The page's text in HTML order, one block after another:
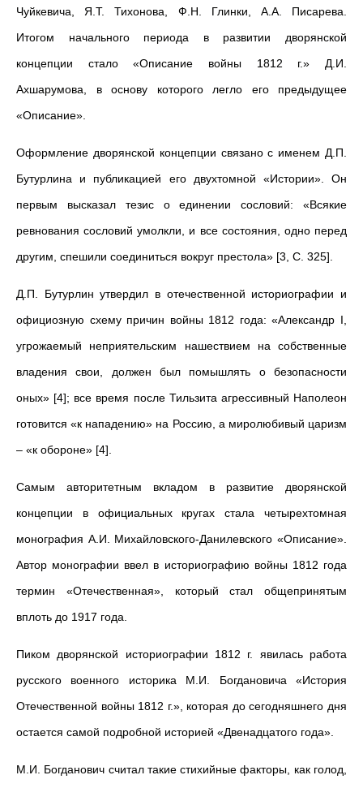
Чуйкевича, Я.Т. Тихонова, Ф.Н. Глинки, А.А. Писарева.
Итогом начального периода в развитии дворянской
концепции стало «Описание войны 1812 г.» Д.И.
Ахшарумова, в основу которого легло его предыдущее
«Описание».
Оформление дворянской концепции связано с именем Д.П.
Бутурлина и публикацией его двухтомной «Истории». Он
первым высказал тезис о единении сословий: «Всякие
ревнования сословий умолкли, и все состояния, одно перед
другим, спешили соединиться вокруг престола» [3, С. 325].
Д.П. Бутурлин утвердил в отечественной историографии и
официозную схему причин войны 1812 года: «Александр I,
угрожаемый неприятельским нашествием на собственные
владения свои, должен был помышлять о безопасности
оных» [4]; все время после Тильзита агрессивный Наполеон
готовится «к нападению» на Россию, а миролюбивый царизм
– «к обороне» [4].
Самым авторитетным вкладом в развитие дворянской
концепции в официальных кругах стала четырехтомная
монография А.И. Михайловского-Данилевского «Описание».
Автор монографии ввел в историографию войны 1812 года
термин «Отечественная», который стал общепринятым
вплоть до 1917 года.
Пиком дворянской историографии 1812 г. явилась работа
русского военного историка М.И. Богдановича «История
Отечественной войны 1812 г.», которая до сегодняшнего дня
остается самой подробной историей «Двенадцатого года».
М.И. Богданович считал такие стихийные факторы, как голод,